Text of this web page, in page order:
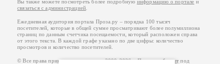
Вы также можете посмотреть более подробную информацию о портале и
связаться с администрацией
Ежедневная аудитория портала Проза.ру – порядка 100 тысяч
посетителей, которые в общей сумме просматривают более полумиллиона
страниц по данным счетчика посещаемости, который расположен справа
от этого текста. В каждой графе указано по две цифры: количество
просмотров и количество посетителей.
© Все права принадлежат авторам, 2000-2026. Портал работает под